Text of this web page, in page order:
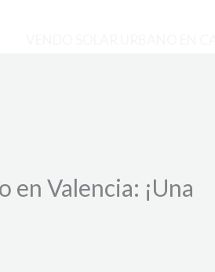
en Valencia: ¡Una